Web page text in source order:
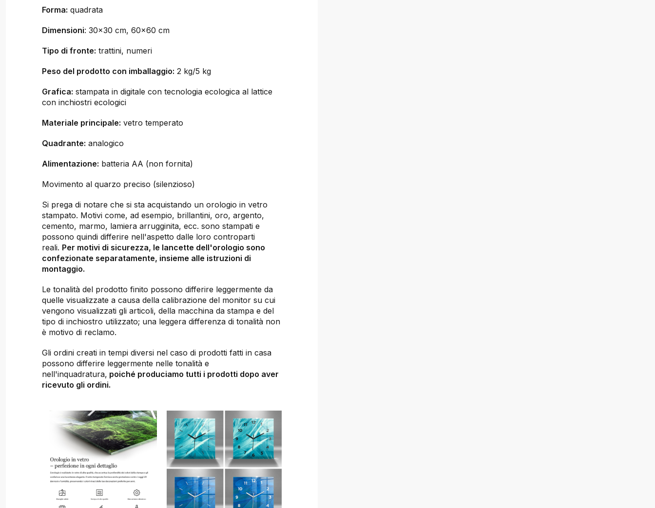
Forma: quadrata
Dimensioni: 30x30 cm, 60x60 cm
Tipo di fronte: trattini, numeri
Peso del prodotto con imballaggio: 2 kg/5 kg
Grafica: stampata in digitale con tecnologia ecologica al lattice
con inchiostri ecologici
Materiale principale: vetro temperato
Quadrante: analogico
Alimentazione: batteria AA (non fornita)
Movimento al quarzo preciso (silenzioso)
Si prega di notare che si sta acquistando un orologio in vetro
stampato. Motivi come, ad esempio, brillantini, oro, argento,
cemento, marmo, lamiera arrugginita, ecc. sono stampati e
possono quindi differire nell'aspetto dalle loro controparti
reali. Per motivi di sicurezza, le lancette dell'orologio sono
confezionate separatamente, insieme alle istruzioni di
montaggio.
Le tonalità del prodotto finito possono differire leggermente da
quelle visualizzate a causa della calibrazione del monitor su cui
vengono visualizzati gli articoli, della macchina da stampa e del
tipo di inchiostro utilizzato; una leggera differenza di tonalità non
è motivo di reclamo.
Gli ordini creati in tempi diversi nel caso di prodotti fatti in casa
possono differire leggermente nelle tonalità e
nell'inquadratura, poiché produciamo tutti i prodotti dopo aver
ricevuto gli ordini.